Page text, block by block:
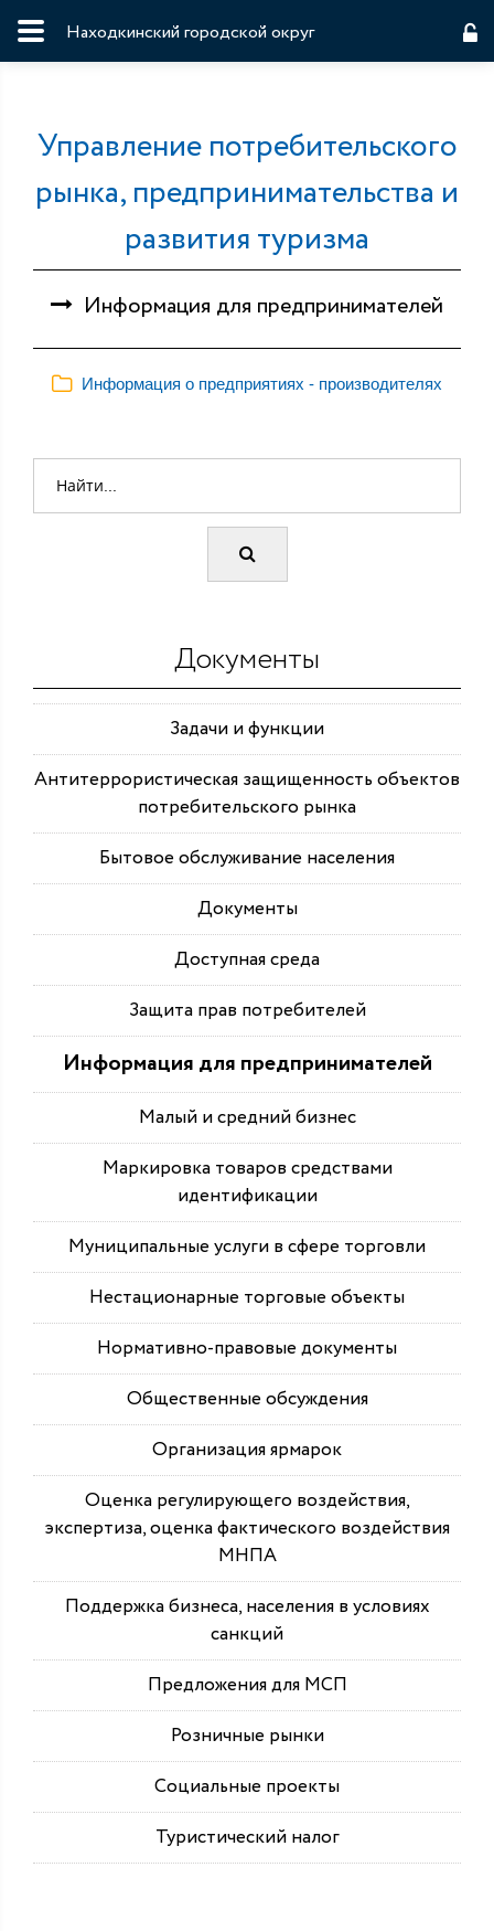
Находкинский городской округ
Управление потребительского
рынка, предпринимательства и
развития туризма
Информация для предпринимателей
Информация о предприятиях - производителях
Документы
Задачи и функции
Антитеррористическая защищенность объектов
потребительского рынка
Бытовое обслуживание населения
Документы
Доступная среда
Защита прав потребителей
Информация для предпринимателей
Малый и средний бизнес
Маркировка товаров средствами
идентификации
Муниципальные услуги в сфере торговли
Нестационарные торговые объекты
Нормативно-правовые документы
Общественные обсуждения
Организация ярмарок
Оценка регулирующего воздействия,
экспертиза, оценка фактического воздействия
МНПА
Поддержка бизнеса, населения в условиях
санкций
Предложения для МСП
Розничные рынки
Социальные проекты
Туристический налог